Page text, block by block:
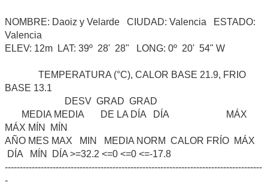
NOMBRE: Daoiz y Velarde CIUDAD: Valencia ESTADO:
Valencia
ELEV: 12m LAT: 39º 28' 28" LONG: 0º 20' 54" W
TEMPERATURA (°C), CALOR BASE 21.9, FRIO
BASE 13.1
DESV GRAD GRAD
MEDIA MEDIA DE LA DÍA DÍA MÁX
MÁX MÍN MÍN
AÑO MES MAX MIN MEDIA NORM CALOR FRÍO MÁX
DÍA MÍN DÍA >=32.2 <=0 <=0 <=-17.8
--------------------------------------------------------------------------------------
-